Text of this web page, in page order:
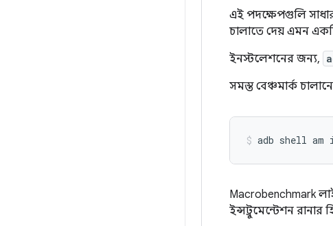
এই পদক্ষেপগুলি
চালাতে দেয় এমন
ইনস্টলেশনের জন্য,
সমস্ত বেঞ্চমার্ক
adb shell am
Macrobenchmark
ইন্সট্রুমেন্টেশন